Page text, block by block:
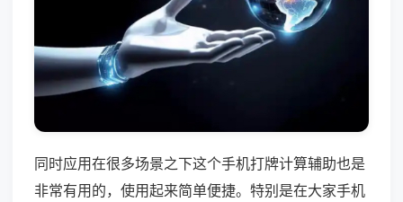
同时应用在很多场景之下这个手机打牌计算辅助也是
非常有用的，使用起来简单便捷。特别是在大家手机